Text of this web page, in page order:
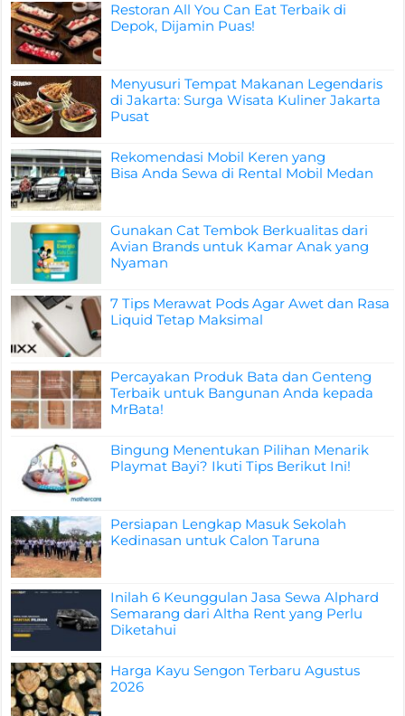
Restoran All You Can Eat Terbaik di
Depok, Dijamin Puas!
Menyusuri Tempat Makanan Legendaris
di Jakarta: Surga Wisata Kuliner Jakarta
Pusat
Rekomendasi Mobil Keren yang
Bisa Anda Sewa di Rental Mobil Medan
Gunakan Cat Tembok Berkualitas dari
Avian Brands untuk Kamar Anak yang
Nyaman
7 Tips Merawat Pods Agar Awet dan Rasa
Liquid Tetap Maksimal
Percayakan Produk Bata dan Genteng
Terbaik untuk Bangunan Anda kepada
MrBata!
Bingung Menentukan Pilihan Menarik
Playmat Bayi? Ikuti Tips Berikut Ini!
Persiapan Lengkap Masuk Sekolah
Kedinasan untuk Calon Taruna
Inilah 6 Keunggulan Jasa Sewa Alphard
Semarang dari Altha Rent yang Perlu
Diketahui
Harga Kayu Sengon Terbaru Agustus
2026